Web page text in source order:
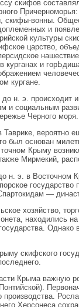
скифов
скифы-вонны.
и
культуры
царство,
курганах и
кургане.
н. э. происходит
и социальным
Черного моря.
Таврике, вероятно
был основан
Крыму
Мирмекий,
н. э. в Восточном
—
хозяйство,
находились
скифского
Крыма важную
производства.
Херсонеса